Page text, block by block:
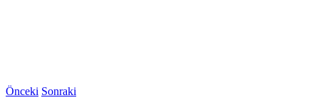
Önceki Sonraki